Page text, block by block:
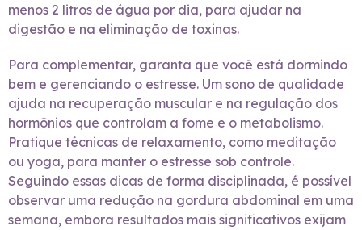
menos 2 litros de água por dia, para ajudar na
digestão e na eliminação de toxinas.
Para complementar, garanta que você está dormindo
bem e gerenciando o estresse. Um sono de qualidade
ajuda na recuperação muscular e na regulação dos
hormônios que controlam a fome e o metabolismo.
Pratique técnicas de relaxamento, como meditação
ou yoga, para manter o estresse sob controle.
Seguindo essas dicas de forma disciplinada, é possível
observar uma redução na gordura abdominal em uma
semana, embora resultados mais significativos exijam